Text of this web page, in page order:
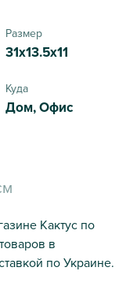
Размер
31x13.5x11
Куда
Дом, Офис
Кактус по
в
по Украине.